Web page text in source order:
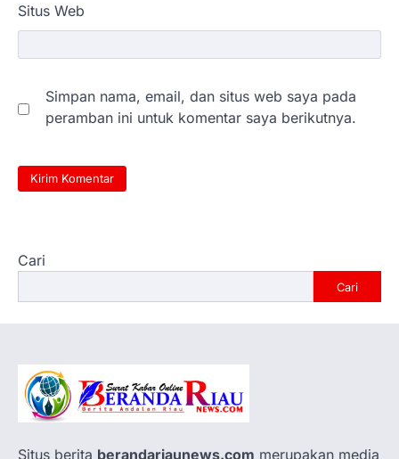
Situs Web
Simpan nama, email, dan situs web saya pada
peramban ini untuk komentar saya berikutnya.
Cari
Cari
Situs berita berandariaunews.com merupakan media